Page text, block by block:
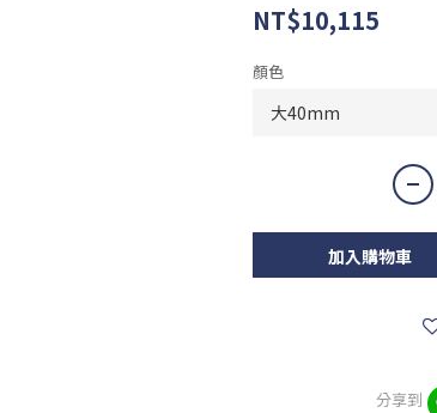
NT$10,115
顏色
加入購物車
分享到